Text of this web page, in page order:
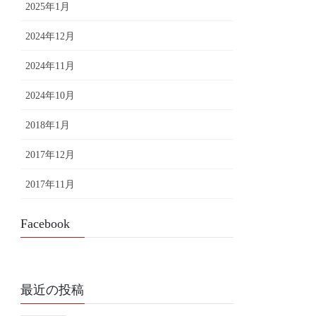
2025年1月
2024年12月
2024年11月
2024年10月
2018年1月
2017年12月
2017年11月
Facebook
最近の投稿